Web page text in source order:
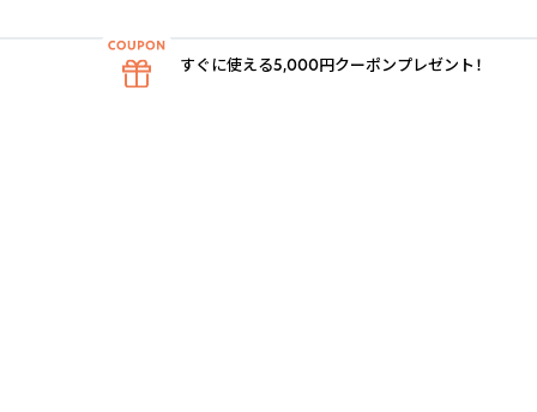
すぐに使える5,000円クーポンプレゼント！